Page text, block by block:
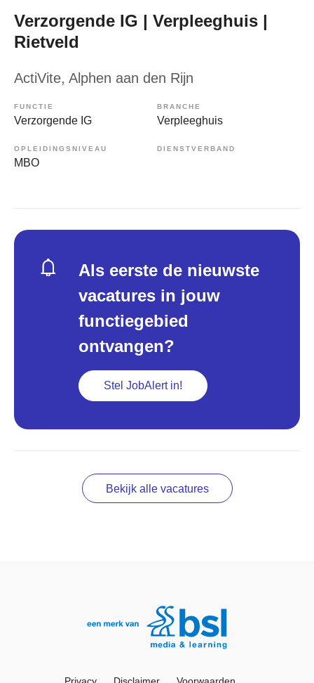
Verzorgende IG | Verpleeghuis |
Rietveld
ActiVite, Alphen aan den Rijn
FUNCTIE
Verzorgende IG
BRANCHE
Verpleeghuis
OPLEIDINGSNIVEAU
MBO
DIENSTVERBAND
Als eerste de nieuwste
vacatures in jouw
functiegebied
ontvangen?
Stel JobAlert in!
Bekijk alle vacatures
Privacy Disclaimer Voorwaarden